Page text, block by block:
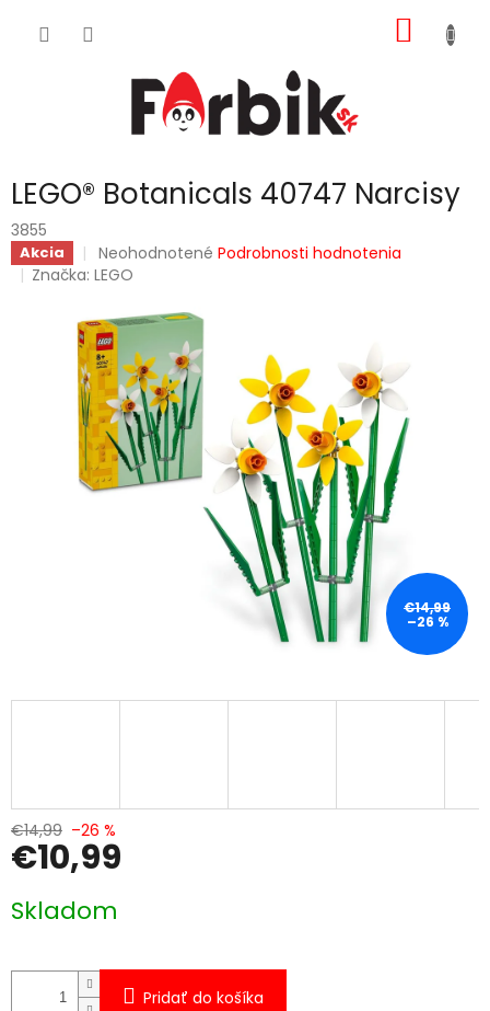
KOŠÍK
LEGO® Botanicals 40747 Narcisy
3855
Akcia
Priemerné
hodnotenie
je
0,0
z
5
hviezdičiek.
Neohodnotené Podrobnosti hodnotenia
Značka:LEGO
€14,99
–26 %
€14,99 –26 %
€10,99
cena:
Skladom
Pridať do košíka